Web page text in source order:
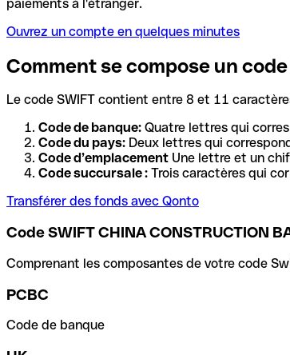
paiements à l'étranger.
Ouvrez un compte en quelques minutes
Comment se compose un code
Le code SWIFT contient entre 8 et 11
Code de banque: Quatre lettres qui
Code du pays: Deux lettres qui
Code d’emplacement Une lettre et un
Code succursale : Trois caractères qui
Transférer des fonds avec Qonto
Code SWIFT CHINA CONSTRUCTION
Comprenant les composantes de votre code
PCBC
Code de banque